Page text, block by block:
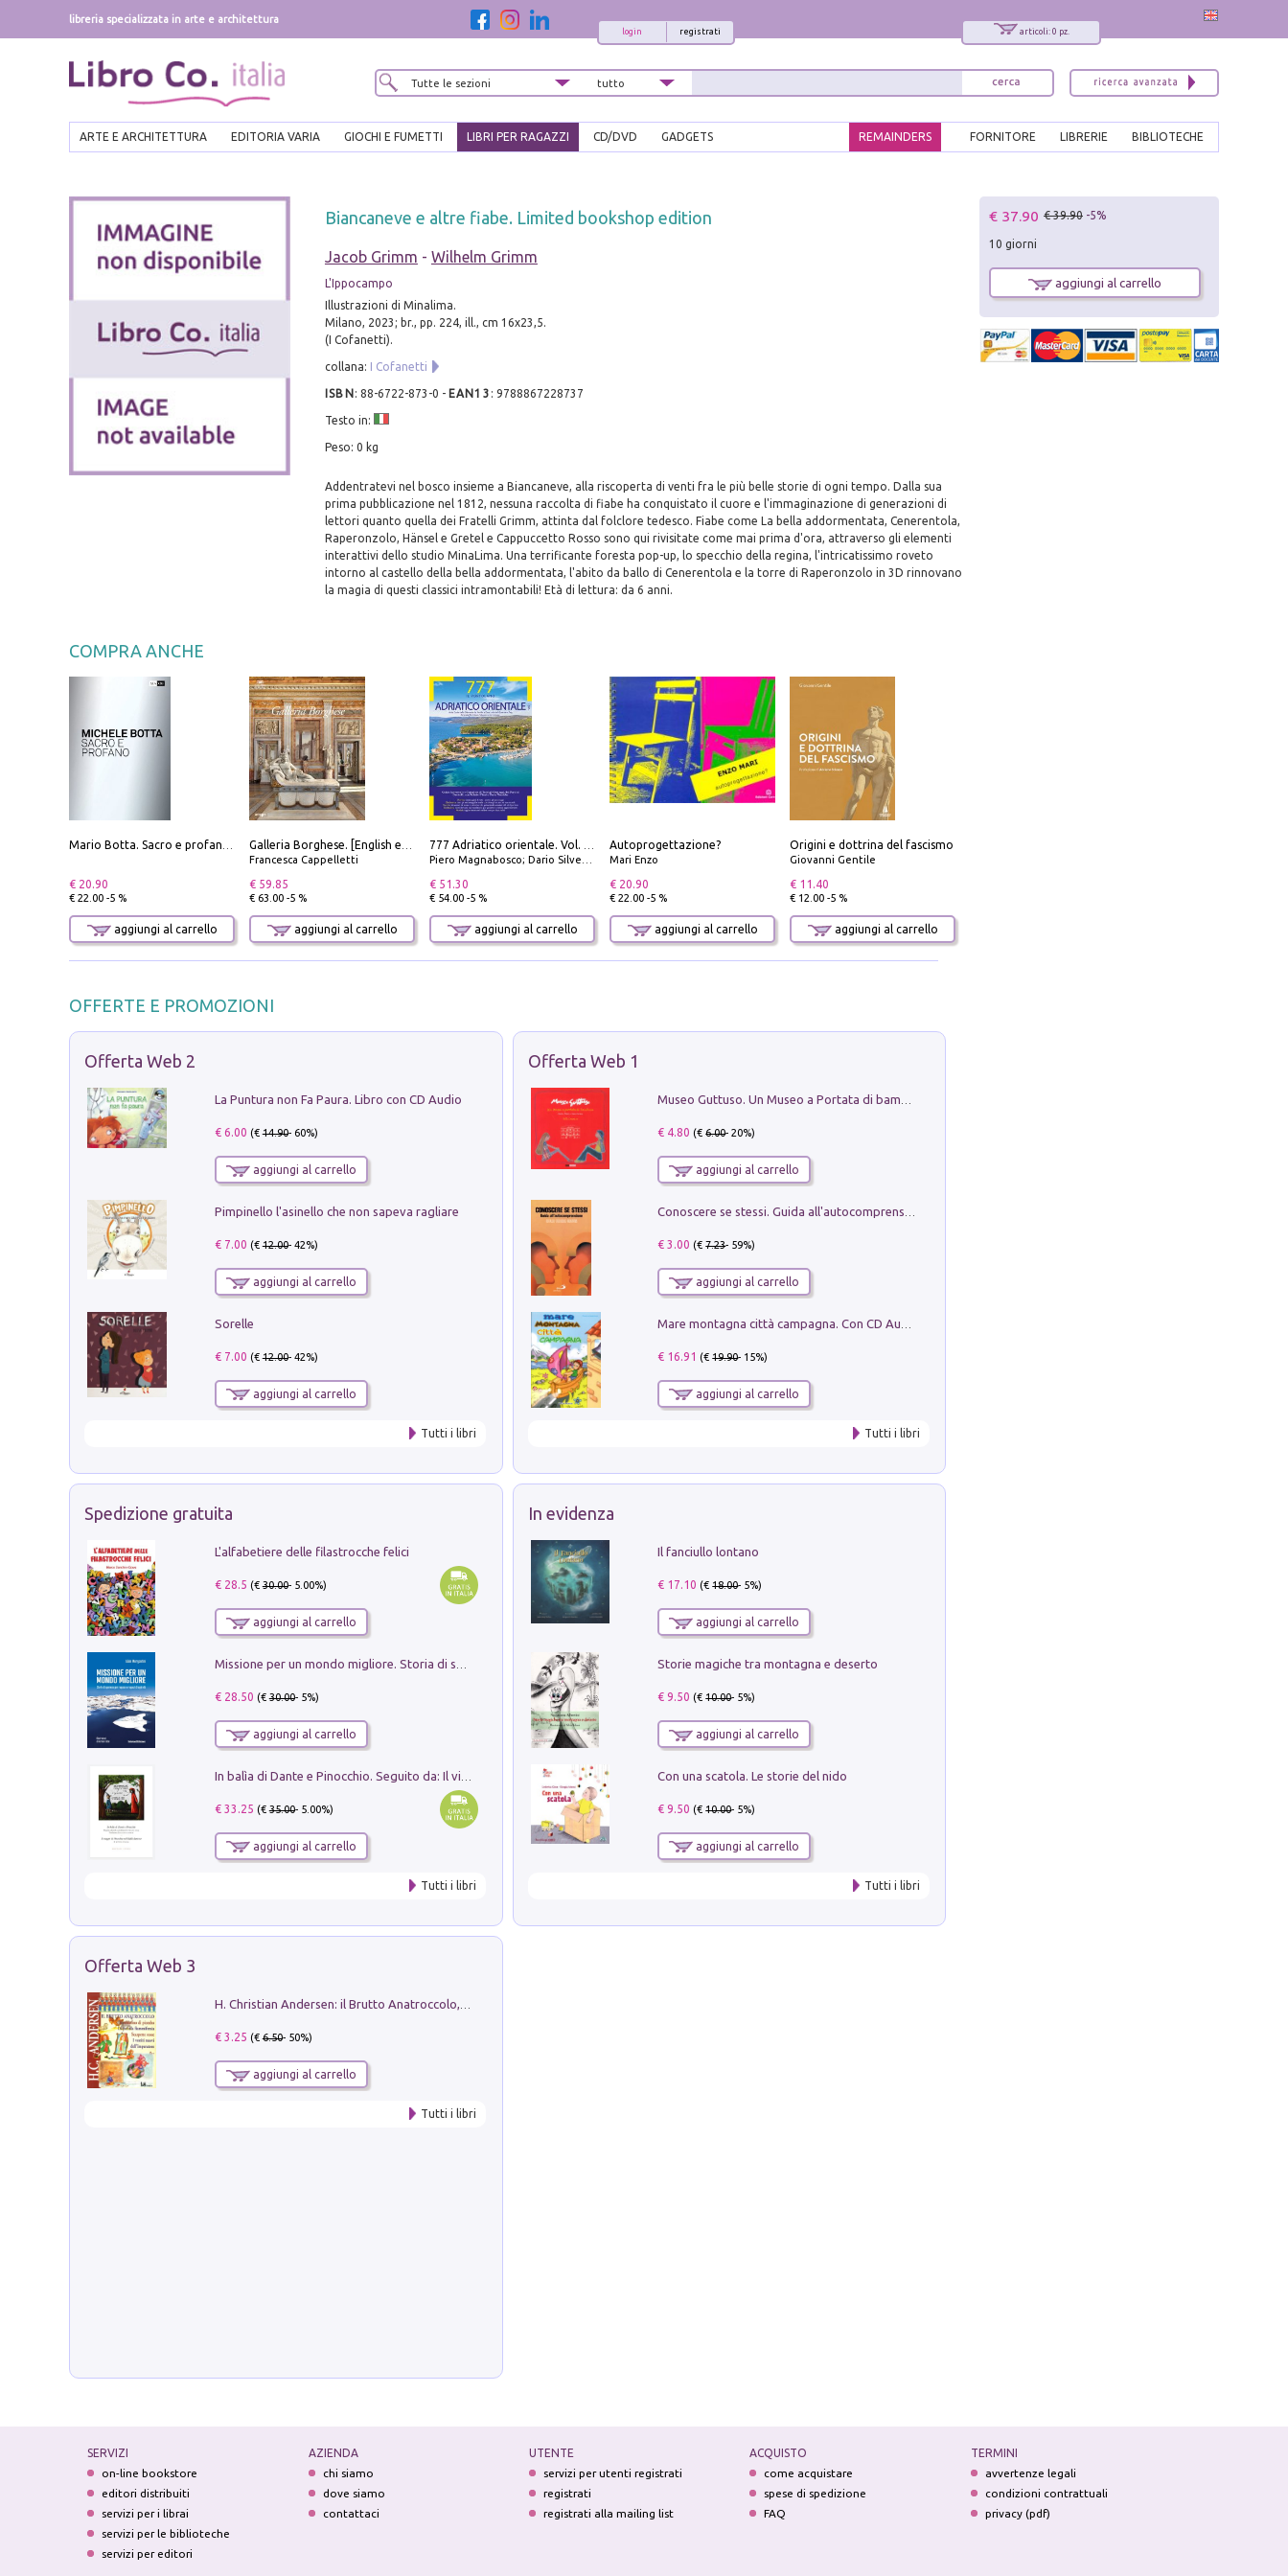
libreria specializzata in arte e architettura
articoli: 0 pz.
registrati
login
ARTE E ARCHITETTURA EDITORIA VARIA GIOCHI E FUMETTI LIBRI PER RAGAZZI CD/DVD GADGETS BIBLIOTECHE
LIBRERIE
FORNITORE
REMAINDERS
Biancaneve e altre fiabe. Limited bookshop edition
Jacob Grimm - Wilhelm Grimm
L'Ippocampo
Illustrazioni di Minalima.
Milano, 2023; br., pp. 224, ill., cm 16x23,5.
(I Cofanetti).
collana: I Cofanetti
ISBN : 88-6722-873-0 - EAN13 : 9788867228737
Testo in:
Peso: 0 kg
Addentratevi nel bosco insieme a Biancaneve, alla riscoperta di venti fra le più belle storie di ogni tempo. Dalla sua
prima pubblicazione nel 1812, nessuna raccolta di fiabe ha conquistato il cuore e l'immaginazione di generazioni di
lettori quanto quella dei Fratelli Grimm, attinta dal folclore tedesco. Fiabe come La bella addormentata, Cenerentola,
Raperonzolo, Hänsel e Gretel e Cappuccetto Rosso sono qui rivisitate come mai prima d'ora, attraverso gli elementi
interattivi dello studio MinaLima. Una terrificante foresta pop-up, lo specchio della regina, l'intricatissimo roveto
intorno al castello della bella addormentata, l'abito da ballo di Cenerentola e la torre di Raperonzolo in 3D rinnovano
la magia di questi classici intramontabili! Età di lettura: da 6 anni.
COMPRA ANCHE
€ 20.90
€ 22.00 -5 %
aggiungi al carrello
Francesca Cappelletti
€ 59.85
€ 63.00 -5 %
aggiungi al carrello
Piero Magnabosco; Dario Silvestro; Marco Sbrizzi
€ 51.30
€ 54.00 -5 %
aggiungi al carrello
Autoprogettazione?
Mari Enzo
€ 20.90
€ 22.00 -5 %
aggiungi al carrello
Origini e dottrina del fascismo
Giovanni Gentile
€ 11.40
€ 12.00 -5 %
aggiungi al carrello
OFFERTE E PROMOZIONI
Offerta Web 2
La Puntura non Fa Paura. Libro con CD Audio
€ 6.00 (€14.90- 60%)
aggiungi al carrello
Pimpinello l'asinello che non sapeva ragliare
€ 7.00 (€12.00- 42%)
aggiungi al carrello
Sorelle
€ 7.00 (€12.00- 42%)
aggiungi al carrello
Tutti i libri
Offerta Web 1
€ 4.80 (€6.00- 20%)
aggiungi al carrello
€ 3.00 (€7.23- 59%)
aggiungi al carrello
€ 16.91 (€19.90- 15%)
aggiungi al carrello
Tutti i libri
Spedizione gratuita
L'alfabetiere delle filastrocche felici
€ 28.5 (€30.00- 5.00%)
aggiungi al carrello
€ 28.50 (€30.00- 5%)
aggiungi al carrello
€ 33.25 (€35.00- 5.00%)
aggiungi al carrello
Tutti i libri
In evidenza
Il fanciullo lontano
€ 17.10 (€18.00- 5%)
aggiungi al carrello
Storie magiche tra montagna e deserto
€ 9.50 (€10.00- 5%)
aggiungi al carrello
Con una scatola. Le storie del nido
€ 9.50 (€10.00- 5%)
aggiungi al carrello
Tutti i libri
Offerta Web 3
€ 3.25 (€6.50- 50%)
aggiungi al carrello
Tutti i libri
€ 37.90 € 39.90 -5%
10 giorni
aggiungi al carrello
SERVIZI
on-line bookstore
editori distribuiti
servizi per i librai
servizi per le biblioteche
servizi per editori
AZIENDA
chi siamo
dove siamo
contattaci
UTENTE
servizi per utenti registrati
registrati
registrati alla mailing list
ACQUISTO
come acquistare
spese di spedizione
FAQ
TERMINI
avvertenze legali
condizioni contrattuali
privacy (pdf)